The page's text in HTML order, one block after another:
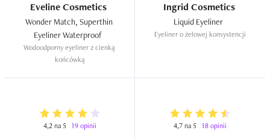
Eveline Cosmetics
Wonder Match, Superthin
Wodoodporny eyeliner z cienką
końcówką
Ingrid Cosmetics
Eyeliner o żelowej konsystencji
4,2 na 5 19 opinii 4,7 na 5 18 opinii